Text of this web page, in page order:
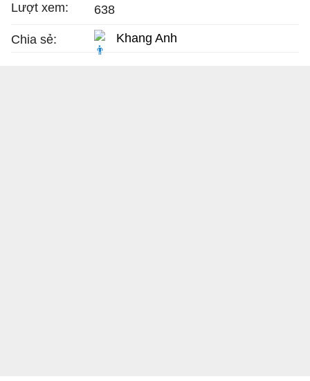
Lượt xem: 638
Chia sẻ: Khang Anh